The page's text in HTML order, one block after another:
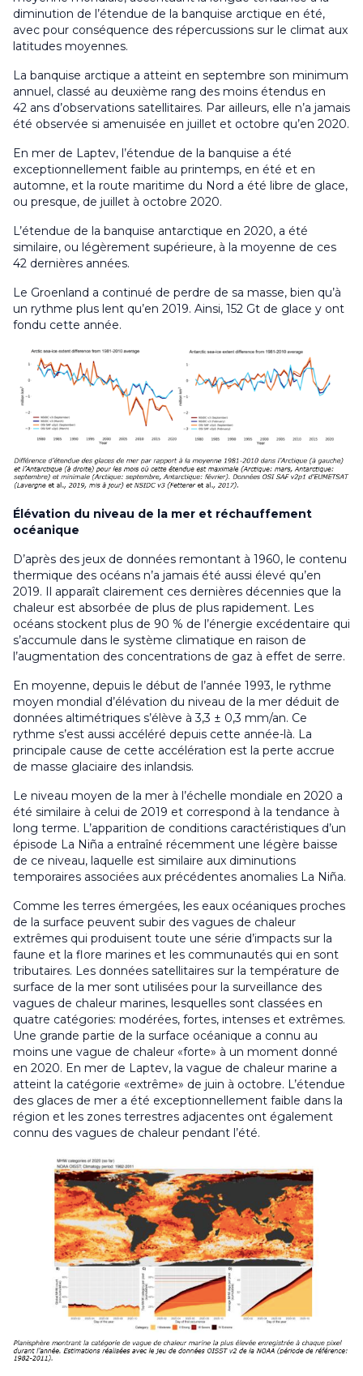
diminution de l’étendue de la banquise arctique en été,
avec pour conséquence des répercussions sur le climat aux
latitudes moyennes.
La banquise arctique a atteint en septembre son minimum
annuel, classé au deuxième rang des moins étendus en
42 ans d’observations satellitaires. Par ailleurs, elle n’a jamais
été observée si amenuisée en juillet et octobre qu’en 2020.
En mer de Laptev, l’étendue de la banquise a été
exceptionnellement faible au printemps, en été et en
automne, et la route maritime du Nord a été libre de glace,
ou presque, de juillet à octobre 2020.
L’étendue de la banquise antarctique en 2020, a été
similaire, ou légèrement supérieure, à la moyenne de ces
42 dernières années.
Le Groenland a continué de perdre de sa masse, bien qu’à
un rythme plus lent qu’en 2019. Ainsi, 152 Gt de glace y ont
fondu cette année.
Élévation du niveau de la mer et réchauffement
océanique
D’après des jeux de données remontant à 1960, le contenu
thermique des océans n’a jamais été aussi élevé qu’en
2019. Il apparaît clairement ces dernières décennies que la
chaleur est absorbée de plus de plus rapidement. Les
océans stockent plus de 90 % de l’énergie excédentaire qui
s’accumule dans le système climatique en raison de
l’augmentation des concentrations de gaz à effet de serre.
En moyenne, depuis le début de l’année 1993, le rythme
moyen mondial d’élévation du niveau de la mer déduit de
données altimétriques s’élève à 3,3 ± 0,3 mm/an. Ce
rythme s’est aussi accéléré depuis cette année-là. La
principale cause de cette accélération est la perte accrue
de masse glaciaire des inlandsis.
Le niveau moyen de la mer à l’échelle mondiale en 2020 a
été similaire à celui de 2019 et correspond à la tendance à
long terme. L’apparition de conditions caractéristiques d’un
épisode La Niña a entraîné récemment une légère baisse
de ce niveau, laquelle est similaire aux diminutions
temporaires associées aux précédentes anomalies La Niña.
Comme les terres émergées, les eaux océaniques proches
de la surface peuvent subir des vagues de chaleur
extrêmes qui produisent toute une série d’impacts sur la
faune et la flore marines et les communautés qui en sont
tributaires. Les données satellitaires sur la température de
surface de la mer sont utilisées pour la surveillance des
vagues de chaleur marines, lesquelles sont classées en
quatre catégories: modérées, fortes, intenses et extrêmes.
Une grande partie de la surface océanique a connu au
moins une vague de chaleur «forte» à un moment donné
en 2020. En mer de Laptev, la vague de chaleur marine a
atteint la catégorie «extrême» de juin à octobre. L’étendue
des glaces de mer a été exceptionnellement faible dans la
région et les zones terrestres adjacentes ont également
connu des vagues de chaleur pendant l’été.